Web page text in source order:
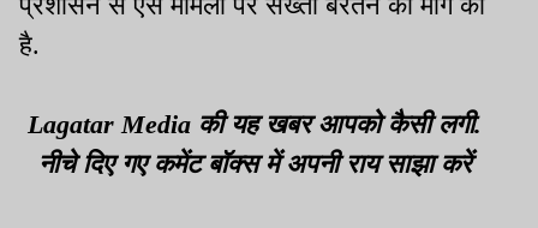
है.
Lagatar Media की यह खबर आपको कैसी लगी.
नीचे दिए गए कमेंट बॉक्स में अपनी राय साझा करें